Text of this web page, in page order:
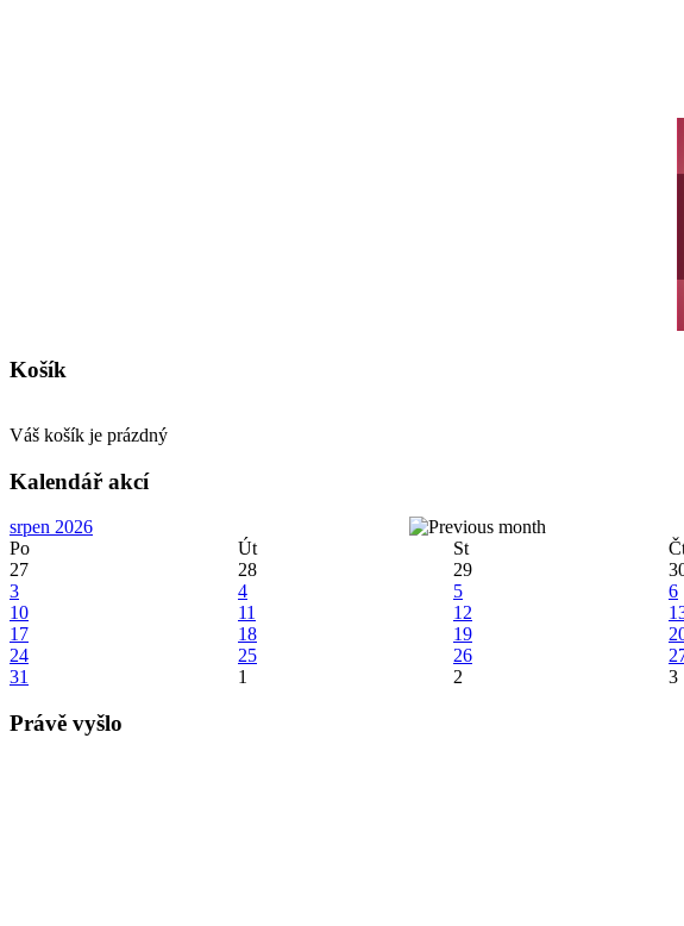
Košík
Váš košík je prázdný
Kalendář akcí
srpen 2026
Po
Út St
27
28 29
3
4 5 6
10
11 12
17
18 19
24
25 26
31
1 2 3
Právě vyšlo